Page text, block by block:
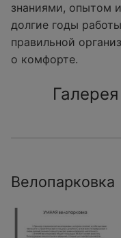
знаниями, опытом
долгие годы
правильной
о комфорте.
Велопарковка